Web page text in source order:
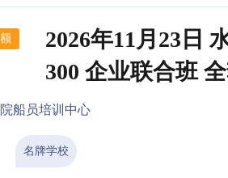
2026年11月23日
300 企业联合班
船员培训中心
名牌学校